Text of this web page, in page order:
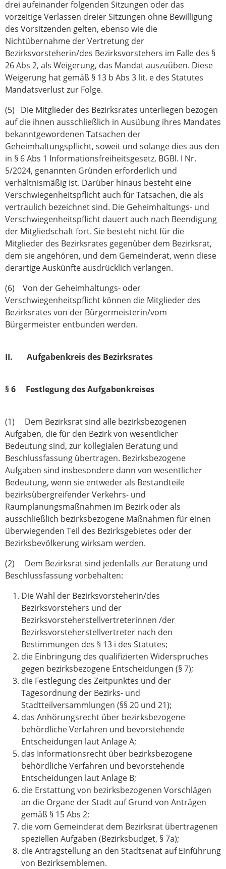
drei aufeinander folgenden Sitzungen oder das
vorzeitige Verlassen dreier Sitzungen ohne Bewilligung
des Vorsitzenden gelten, ebenso wie die
Nichtübernahme der Vertretung der
Bezirksvorsteherin/des Bezirksvorstehers im Falle des §
26 Abs 2, als Weigerung, das Mandat auszuüben. Diese
Weigerung hat gemäß § 13 b Abs 3 lit. e des Statutes
Mandatsverlust zur Folge.
(5) Die Mitglieder des Bezirksrates unterliegen bezogen
auf die ihnen ausschließlich in Ausübung ihres Mandates
bekanntgewordenen Tatsachen der
Geheimhaltungspflicht, soweit und solange dies aus den
in § 6 Abs 1 Informationsfreiheitsgesetz, BGBl. I Nr.
5/2024, genannten Gründen erforderlich und
verhältnismäßig ist. Darüber hinaus besteht eine
Verschwiegenheitspflicht auch für Tatsachen, die als
vertraulich bezeichnet sind. Die Geheimhaltungs- und
Verschwiegenheitspflicht dauert auch nach Beendigung
der Mitgliedschaft fort. Sie besteht nicht für die
Mitglieder des Bezirksrates gegenüber dem Bezirksrat,
dem sie angehören, und dem Gemeinderat, wenn diese
derartige Auskünfte ausdrücklich verlangen.
(6) Von der Geheimhaltungs- oder
Verschwiegenheitspflicht können die Mitglieder des
Bezirksrates von der Bürgermeisterin/vom
Bürgermeister entbunden werden.
II. Aufgabenkreis des Bezirksrates
§ 6 Festlegung des Aufgabenkreises
(1) Dem Bezirksrat sind alle bezirksbezogenen
Aufgaben, die für den Bezirk von wesentlicher
Bedeutung sind, zur kollegialen Beratung und
Beschlussfassung übertragen. Bezirksbezogene
Aufgaben sind insbeson­dere dann von wesentlicher
Bedeutung, wenn sie entweder als Bestandteile
bezirksübergreifender Verkehrs- und
Raumplanungsmaßnahmen im Bezirk oder als
ausschließlich bezirksbezogene Maßnahmen für einen
überwiegenden Teil des Bezirksgebietes oder der
Bezirksbevölkerung wirksam werden.
(2) Dem Bezirksrat sind jedenfalls zur Beratung und
Beschlussfassung vorbehalten:
Die Wahl der Bezirksvorsteherin/des
Bezirksvorstehers und der
Bezirksvorsteherstellvertreterinnen /der
Bezirksvorsteherstellvertreter nach den
Bestimmungen des § 13 i des Statutes;
die Einbringung des qualifizierten Widerspruches
gegen bezirksbezogene Entscheidungen (§ 7);
die Festlegung des Zeitpunktes und der
Tagesordnung der Bezirks- und
Stadtteilversammlungen (§§ 20 und 21);
das Anhörungsrecht über bezirksbezogene
behördliche Verfahren und bevorstehende
Entscheidungen laut Anlage A;
das Informationsrecht über bezirksbezogene
behördliche Verfahren und bevorstehende
Entschei­dungen laut Anlage B;
die Erstattung von bezirksbezogenen Vorschlägen
an die Organe der Stadt auf Grund von Anträgen
gemäß § 15 Abs 2;
die vom Gemeinderat dem Bezirksrat übertragenen
speziellen Aufgaben (Bezirksbudget, § 7a);
die Antragstellung an den Stadtsenat auf Einführung
von Bezirksemblemen.